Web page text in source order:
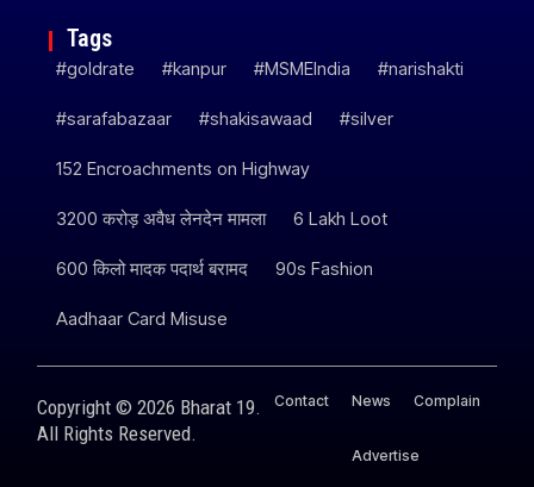
Tags
#goldrate #kanpur #MSMEIndia #narishakti
#sarafabazaar #shakisawaad #silver
152 Encroachments on Highway
3200 करोड़ अवैध लेनदेन मामला 6 Lakh Loot
600 किलो मादक पदार्थ बरामद 90s Fashion
Aadhaar Card Misuse
Copyright © 2026 Bharat 19.
All Rights Reserved.
Contact News Complain
Advertise